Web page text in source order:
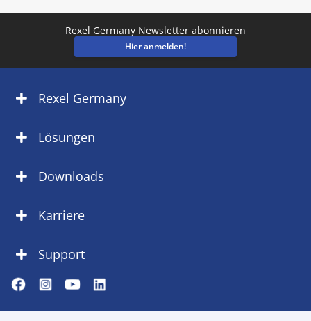
Rexel Germany Newsletter abonnieren
Hier anmelden!
Rexel Germany
Lösungen
Downloads
Karriere
Support